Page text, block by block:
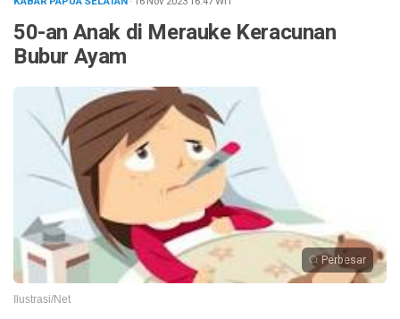
50-an Anak di Merauke Keracunan
Bubur Ayam
Perbesar
Ilustrasi/Net